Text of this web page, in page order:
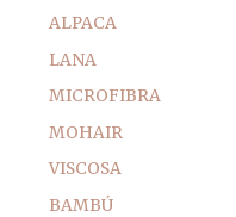
ALPACA
LANA
MICROFIBRA
MOHAIR
VISCOSA
BAMBÚ